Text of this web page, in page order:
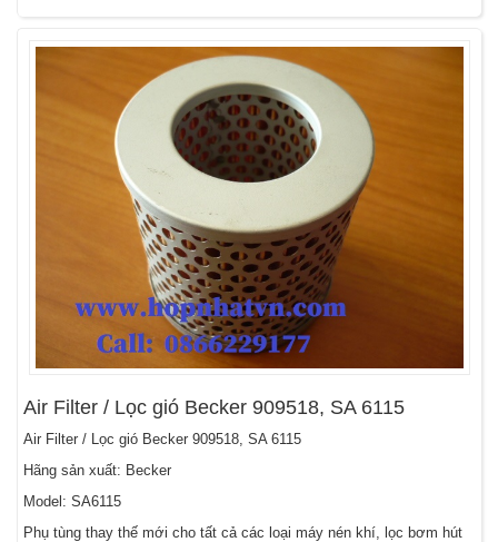
Air Filter / Lọc gió Becker 909518, SA 6115
Air Filter / Lọc gió Becker 909518, SA 6115
Hãng sản xuất: Becker
Model: SA6115
Phụ tùng thay thế mới cho tất cả các loại máy nén khí, lọc bơm hút